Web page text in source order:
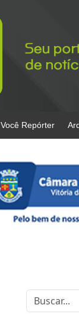
Você Repórter